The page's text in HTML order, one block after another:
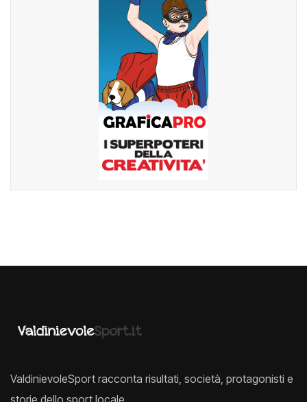
ValdinievoleSport racconta risultati, società, protagonisti e